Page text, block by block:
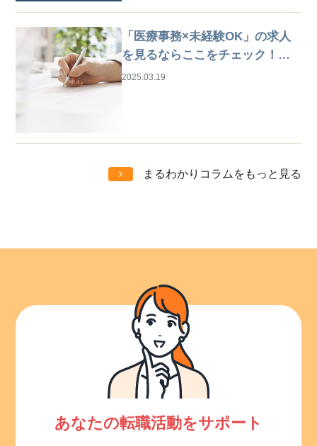
「医療事務×未経験OK」の求人
を見るならここをチェック！は
じめての仕事探しガイド
2025.03.19
まるわかりコラムをもっと見る
あなたの転職活動をサポート